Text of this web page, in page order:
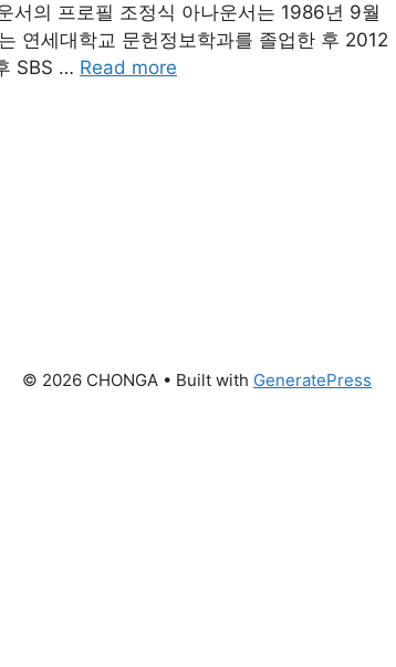
의 프로필 조정식 아나운서는 1986년 9월
연세대학교 문헌정보학과를 졸업한 후 2012
SBS … Read more
© 2026 CHONGA • Built with GeneratePress